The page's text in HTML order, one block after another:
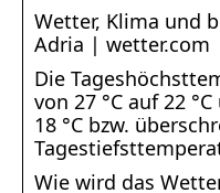
Wetter, Klima und
Adria | wetter.com
Die
von 27 °C auf 22
18 °C bzw.
Wie wird das